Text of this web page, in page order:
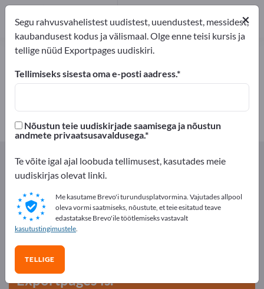
Ppizzakarbid – leidke tootjaid ja
tarnijaid
Tootja1
Exportpages Söök ja jook
Toiduainepakendid
Ppizzakarbid
Reklaamige tasuta Exportpages'is!
Vajadused – Pakkumised – Kasutatud kaubad –
Ärikontaktid >> alustage siit
Avalikusta oma ettevõte ja tooted
Exportpages'is.
×
Segu rahvusvahelistest uudistest, uuendustest, messidest,
kaubandusest kodus ja välismaal. Olge enne teisi kursis ja
tellige nüüd Exportpages uudiskiri.
Tellimiseks sisesta oma e-posti aadress.
Nõustun teie uudiskirjade saamisega ja nõustun
andmete privaatsusavaldusega.
Te võite igal ajal loobuda tellimusest, kasutades meie
uudiskirjas olevat linki.
Me kasutame Brevo'i turundusplatvormina. Vajutades allpool
oleva vormi saatmiseks, nõustute, et teie esitatud teave
edastatakse Brevo'ile töötlemiseks vastavalt
kasutustingimustele.
TELLIGE